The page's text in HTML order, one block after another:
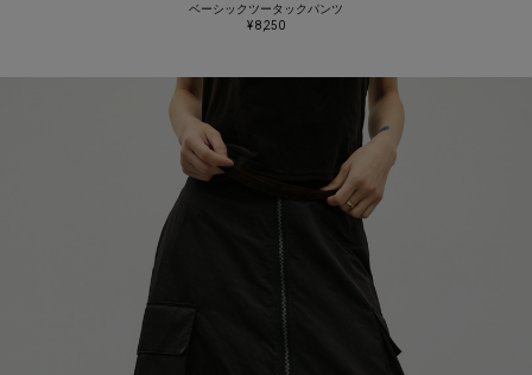
ベーシックツータックパンツ
¥ 8,250